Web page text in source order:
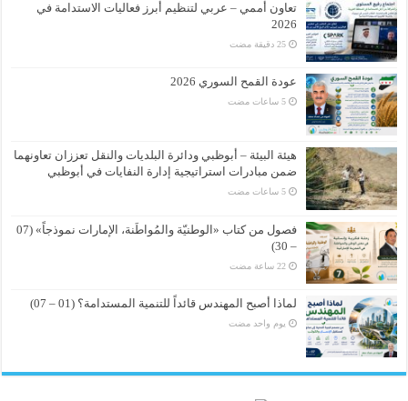
تعاون أممي – عربي لتنظيم أبرز فعاليات الاستدامة في
2026
عودة القمح السوري 2026
هيئة البيئة – أبوظبي ودائرة البلديات والنقل تعززان تعاونهما
ضمن مبادرات استراتيجية إدارة النفايات في أبوظبي
فصول من كتاب «الوطنيّة والمُواطَنة، الإمارات نموذجاً» (07
– 30)
لماذا أصبح المهندس قائداً للتنمية المستدامة؟ (01 – 07)
‏يوم واحد مضت